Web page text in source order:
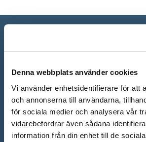
Denna webbplats använder cookies
Vi använder enhetsidentifierare för att
och annonserna till användarna,
för sociala medier och analysera vår
vidarebefordrar även sådana
information från din enhet till de
ÖPPETTIDER SHOWROOM